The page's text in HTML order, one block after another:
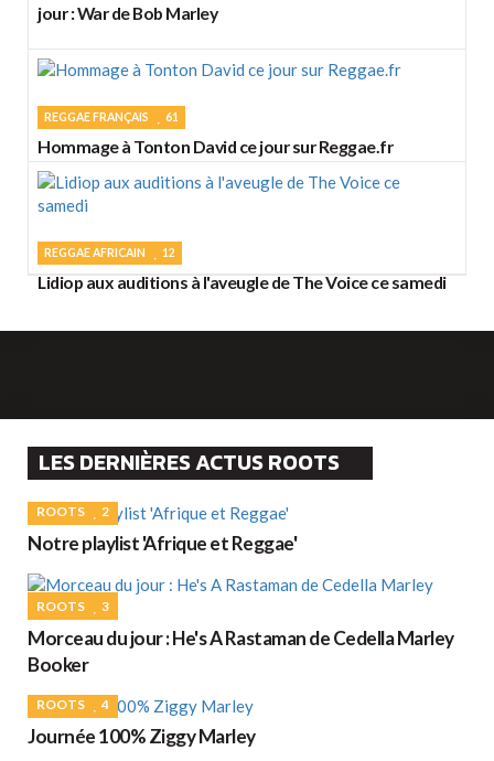
jour : War de Bob Marley
REGGAE FRANÇAIS 61
Hommage à Tonton David ce jour sur Reggae.fr
REGGAE AFRICAIN 12
Lidiop aux auditions à l'aveugle de The Voice ce samedi
LES DERNIÈRES ACTUS ROOTS
ROOTS 2
Notre playlist 'Afrique et Reggae'
ROOTS 3
Morceau du jour : He's A Rastaman de Cedella Marley
Booker
ROOTS 4
Journée 100% Ziggy Marley